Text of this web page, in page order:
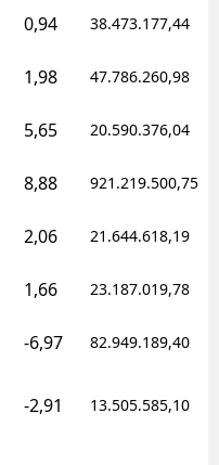
0,94 38.473.177,44
1,98 47.786.260,98
5,65 20.590.376,04
8,88 921.219.500,75
2,06 21.644.618,19
1,66 23.187.019,78
-6,97 82.949.189,40
-2,91 13.505.585,10